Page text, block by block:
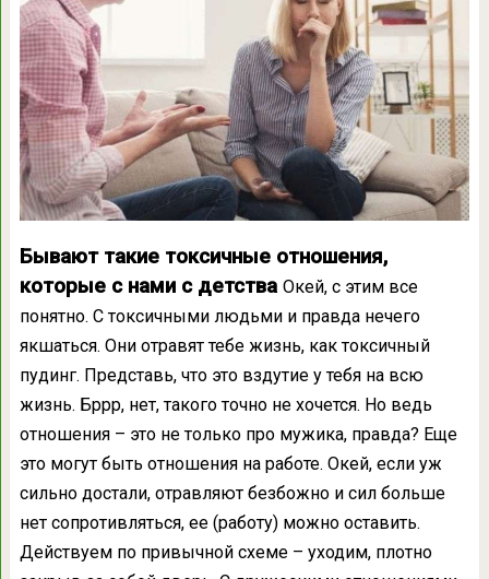
Бывают такие токсичные отношения,
которые с нами с детства Окей, с этим все
понятно. С токсичными людьми и правда нечего
якшаться. Они отравят тебе жизнь, как токсичный
пудинг. Представь, что это вздутие у тебя на всю
жизнь. Бррр, нет, такого точно не хочется. Но ведь
отношения – это не только про мужика, правда? Еще
это могут быть отношения на работе. Окей, если уж
сильно достали, отравляют безбожно и сил больше
нет сопротивляться, ее (работу) можно оставить.
Действуем по привычной схеме – уходим, плотно